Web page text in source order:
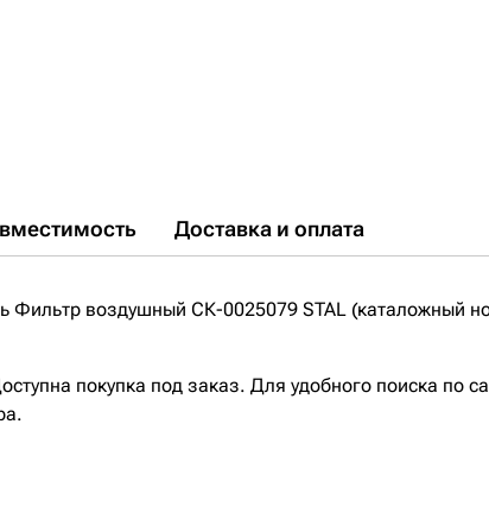
Доставка и оплата
Фильтр воздушный СК-0025079 STAL (каталожный
покупка под заказ. Для удобного поиска по